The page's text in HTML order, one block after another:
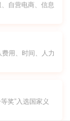
自营电商、信息
用、时间、人力
奖”入选国家义